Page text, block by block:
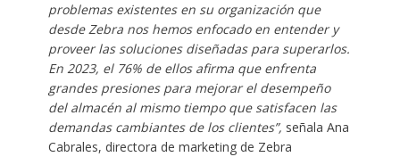
problemas existentes en su organización que
desde Zebra nos hemos enfocado en entender y
proveer las soluciones diseñadas para superarlos.
En 2023, el 76% de ellos afirma que enfrenta
grandes presiones para mejorar el desempeño
del almacén al mismo tiempo que satisfacen las
demandas cambiantes de los clientes”, señala Ana
Cabrales, directora de marketing de Zebra